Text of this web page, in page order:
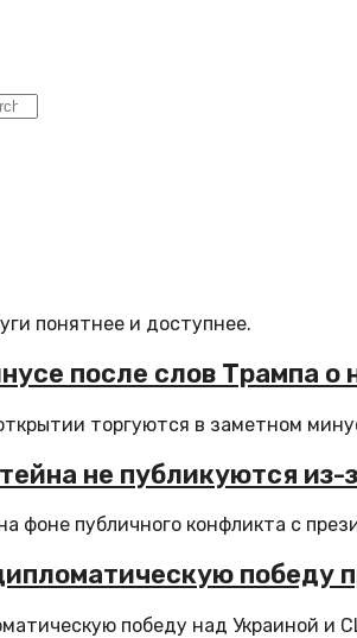
понятнее и доступнее.
после слов Трампа о
торгуются в заметном
не публикуются из-
фоне публичного конфликта с
победу
победу над Украиной и